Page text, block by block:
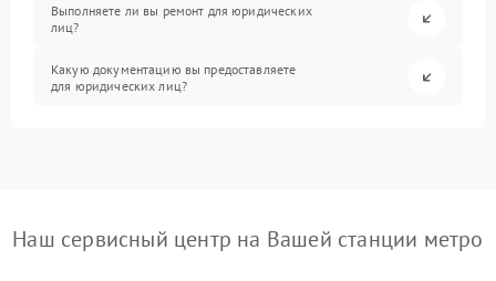
Выполняете ли вы ремонт для юридических
лиц?
Какую документацию вы предоставляете
для юридических лиц?
Наш сервисный центр на Вашей станции метро